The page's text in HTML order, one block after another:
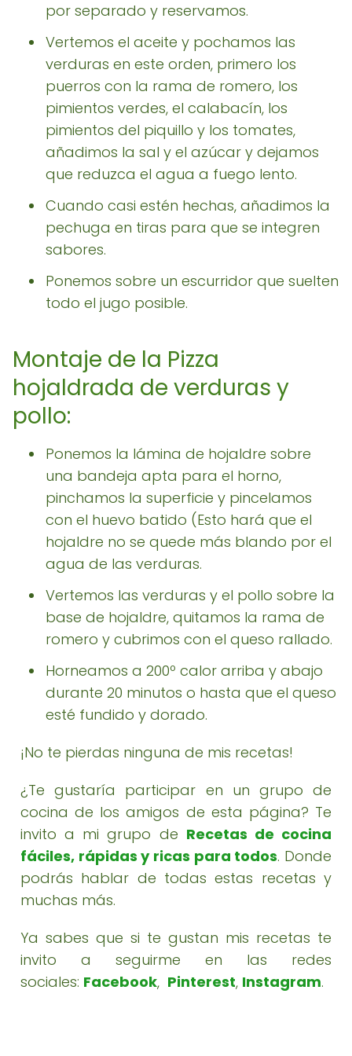
por separado y reservamos.
Vertemos el aceite y pochamos las
verduras en este orden, primero los
puerros con la rama de romero, los
pimientos verdes, el calabacín, los
pimientos del piquillo y los tomates,
añadimos la sal y el azúcar y dejamos
que reduzca el agua a fuego lento.
Cuando casi estén hechas, añadimos la
pechuga en tiras para que se integren
sabores.
Ponemos sobre un escurridor que suelten
todo el jugo posible.
Montaje de la Pizza
hojaldrada de verduras y
pollo:
Ponemos la lámina de hojaldre sobre
una bandeja apta para el horno,
pinchamos la superficie y pincelamos
con el huevo batido (Esto hará que el
hojaldre no se quede más blando por el
agua de las verduras.
Vertemos las verduras y el pollo sobre la
base de hojaldre, quitamos la rama de
romero y cubrimos con el queso rallado.
Horneamos a 200º calor arriba y abajo
durante 20 minutos o hasta que el queso
esté fundido y dorado.
¡No te pierdas ninguna de mis recetas!
¿Te gustaría participar en un grupo de
cocina de los amigos de esta página? Te
invito a mi grupo de Recetas de cocina
fáciles, rápidas y ricas para todos. Donde
podrás hablar de todas estas recetas y
muchas más.
Ya sabes que si te gustan mis recetas te
invito a seguirme en las redes
sociales: Facebook, Pinterest, Instagram.